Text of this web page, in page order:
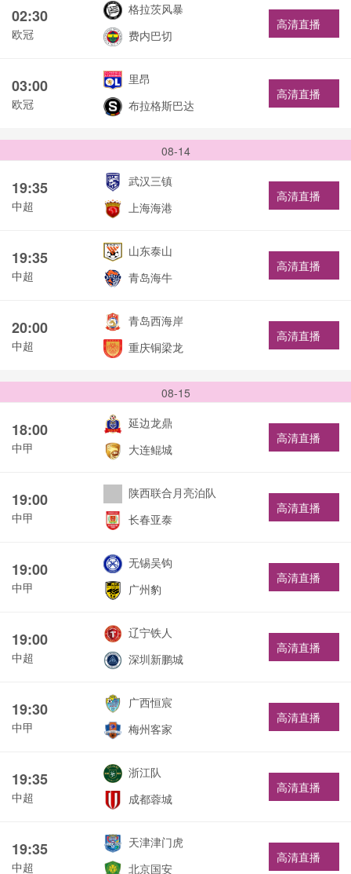
02:30
欧冠
格拉茨风暴
费内巴切
高清直播
03:00
欧冠
里昂
布拉格斯巴达
高清直播
08-14
19:35
中超
武汉三镇
上海海港
高清直播
19:35
中超
山东泰山
青岛海牛
高清直播
20:00
中超
青岛西海岸
重庆铜梁龙
高清直播
08-15
18:00
中甲
延边龙鼎
大连鲲城
高清直播
19:00
中甲
陕西联合月亮泊队
长春亚泰
高清直播
19:00
中甲
无锡吴钩
广州豹
高清直播
19:00
中超
辽宁铁人
深圳新鹏城
高清直播
19:30
中甲
广西恒宸
梅州客家
高清直播
19:35
中超
浙江队
成都蓉城
高清直播
19:35
中超
天津津门虎
北京国安
高清直播